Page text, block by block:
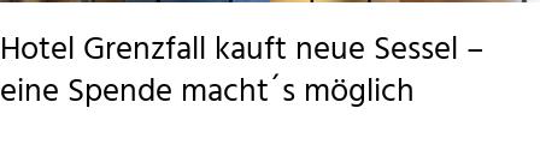
Hotel Grenzfall kauft neue Sessel –
eine Spende macht´s möglich